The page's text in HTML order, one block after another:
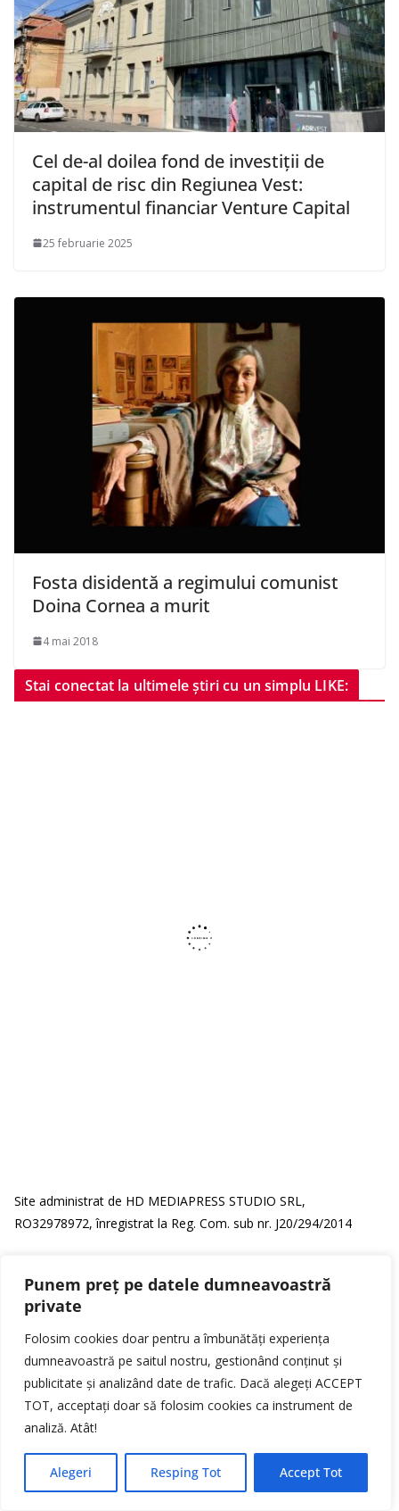
Punem preț pe datele dumneavoastră
private
Folosim cookies doar pentru a îmbunătăți experiența
dumneavoastră pe saitul nostru, gestionând conținut și
publicitate și analizând date de trafic. Dacă alegeți ACCEPT
TOT, acceptați doar să folosim cookies ca instrument de
analiză. Atât!
Alegeri Resping Tot Accept Tot
Cel de-al doilea fond de investiții de
capital de risc din Regiunea Vest:
instrumentul financiar Venture Capital
25 februarie 2025
Fosta disidentă a regimului comunist
Doina Cornea a murit
4 mai 2018
Stai conectat la ultimele știri cu un simplu LIKE:
Site administrat de HD MEDIAPRESS STUDIO SRL,
RO32978972, înregistrat la Reg. Com. sub nr. J20/294/2014
INFO HD TV LIVE